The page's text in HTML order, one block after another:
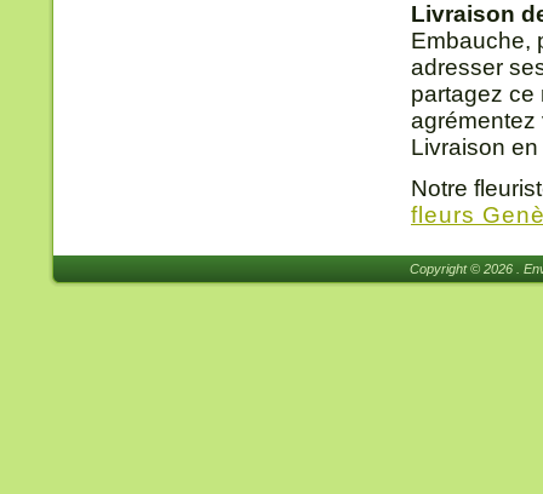
Livraison
Embauche,
adresser
partagez ce
agrémentez
Livraison
Notre
fleurs
Copyright © 2026 .